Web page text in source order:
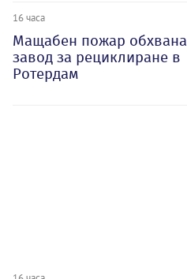
16 часа
Мащабен пожар обхвана
завод за рециклиране в
Ротердам